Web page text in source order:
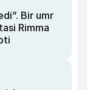
Bir umr
Rimma